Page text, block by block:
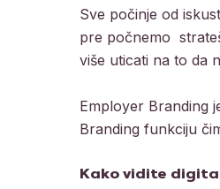
Sve počinje od
pre počnemo
više uticati na to da
Employer Branding
Branding funkciju
Kako vidite